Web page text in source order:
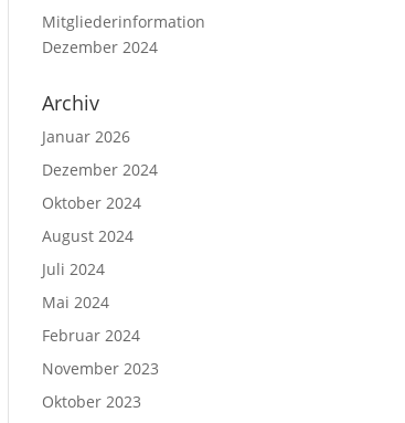
Mitgliederinformation
Dezember 2024
Archiv
Januar 2026
Dezember 2024
Oktober 2024
August 2024
Juli 2024
Mai 2024
Februar 2024
November 2023
Oktober 2023